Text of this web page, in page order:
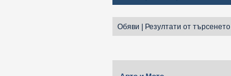
Обяви Резултати от търсенето